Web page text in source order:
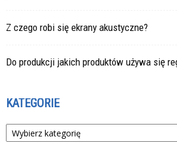
Z czego robi się ekrany akustyczne?
Do produkcji jakich produktów używa się
KATEGORIE
Kategorie